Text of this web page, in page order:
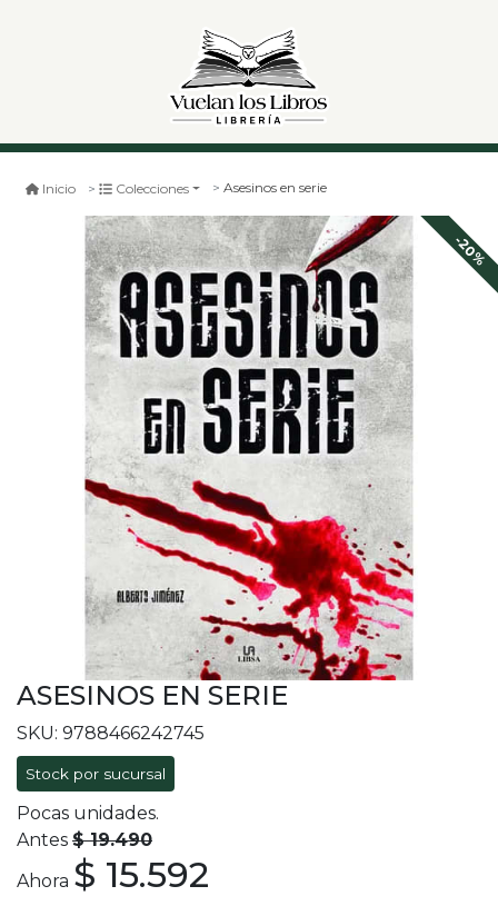
Inicio Colecciones Asesinos en serie
-20%
ASESINOS EN SERIE
SKU: 9788466242745
Stock por sucursal
Pocas unidades.
Antes $ 19.490
Ahora $ 15.592